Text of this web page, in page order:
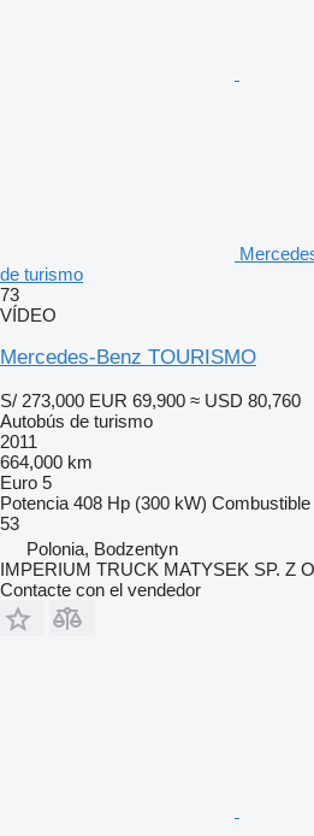
de turismo
73
VÍDEO
Mercedes-Benz TOURISMO
S/ 273,000 EUR 69,900 ≈ USD 80,760
Autobús de turismo
2011
664,000 km
Euro 5
Potencia 408 Hp (300 kW) Combustible
53
Polonia, Bodzentyn
IMPERIUM TRUCK MATYSEK SP. Z
Contacte con el vendedor